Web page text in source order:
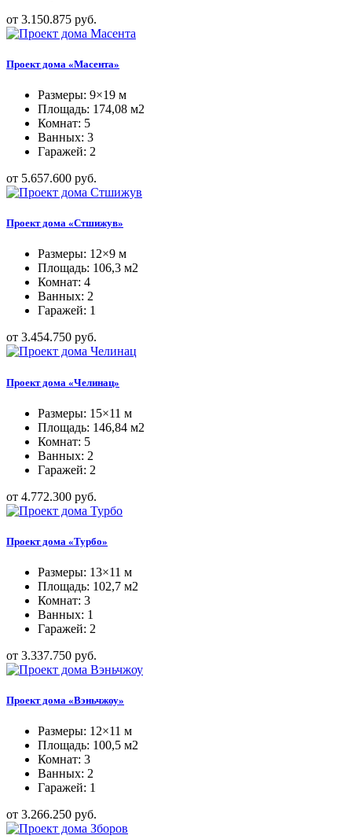
от 3.150.875 руб.
Проект дома «Масента»
Размеры: 9×19 м
Площадь: 174,08 м2
Комнат: 5
Ванных: 3
Гаражей: 2
от 5.657.600 руб.
Проект дома «Стшижув»
Размеры: 12×9 м
Площадь: 106,3 м2
Комнат: 4
Ванных: 2
Гаражей: 1
от 3.454.750 руб.
Проект дома «Челинац»
Размеры: 15×11 м
Площадь: 146,84 м2
Комнат: 5
Ванных: 2
Гаражей: 2
от 4.772.300 руб.
Проект дома «Турбо»
Размеры: 13×11 м
Площадь: 102,7 м2
Комнат: 3
Ванных: 1
Гаражей: 2
от 3.337.750 руб.
Проект дома «Вэньчжоу»
Размеры: 12×11 м
Площадь: 100,5 м2
Комнат: 3
Ванных: 2
Гаражей: 1
от 3.266.250 руб.